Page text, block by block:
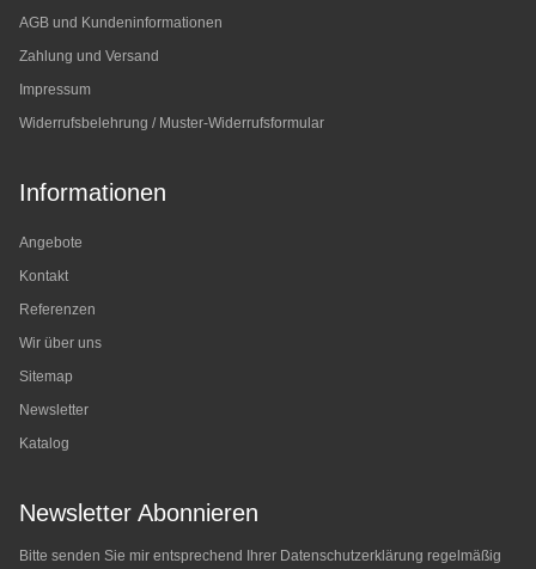
AGB und Kundeninformationen
Zahlung und Versand
Impressum
Widerrufsbelehrung / Muster-Widerrufsformular
Informationen
Angebote
Kontakt
Referenzen
Wir über uns
Sitemap
Newsletter
Katalog
Newsletter Abonnieren
Bitte senden Sie mir entsprechend Ihrer Datenschutzerklärung regelmäßig